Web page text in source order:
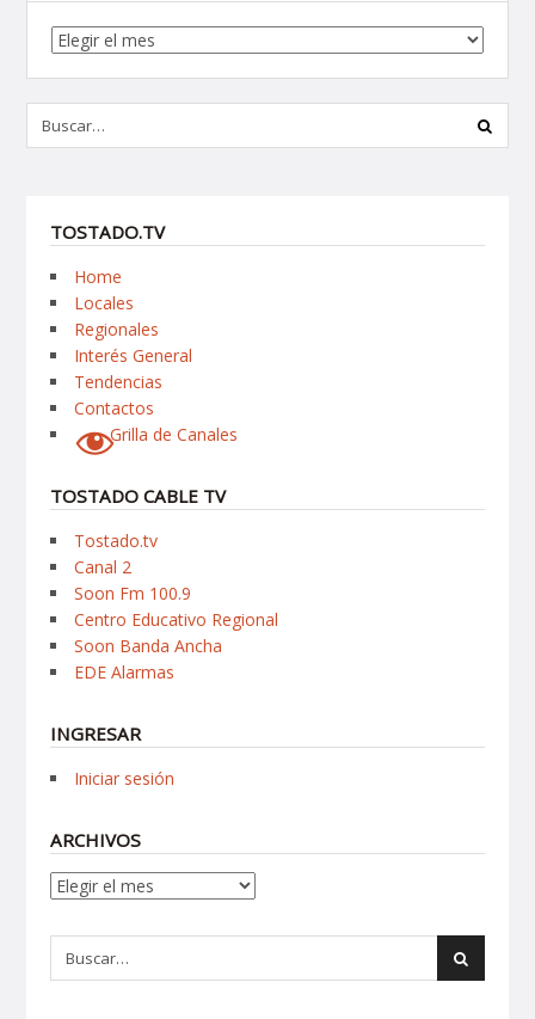
Archivos
TOSTADO.TV
Home
Locales
Regionales
Interés General
Tendencias
Contactos
Grilla de Canales
TOSTADO CABLE TV
Tostado.tv
Canal 2
Soon Fm 100.9
Centro Educativo Regional
Soon Banda Ancha
EDE Alarmas
INGRESAR
Iniciar sesión
ARCHIVOS
Archivos